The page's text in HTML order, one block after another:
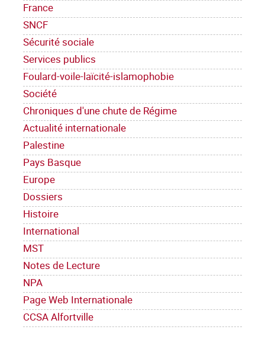
France
SNCF
Sécurité sociale
Services publics
Foulard-voile-laïcité-islamophobie
Société
Chroniques d'une chute de Régime
Actualité internationale
Palestine
Pays Basque
Europe
Dossiers
Histoire
International
MST
Notes de Lecture
NPA
Page Web Internationale
CCSA Alfortville